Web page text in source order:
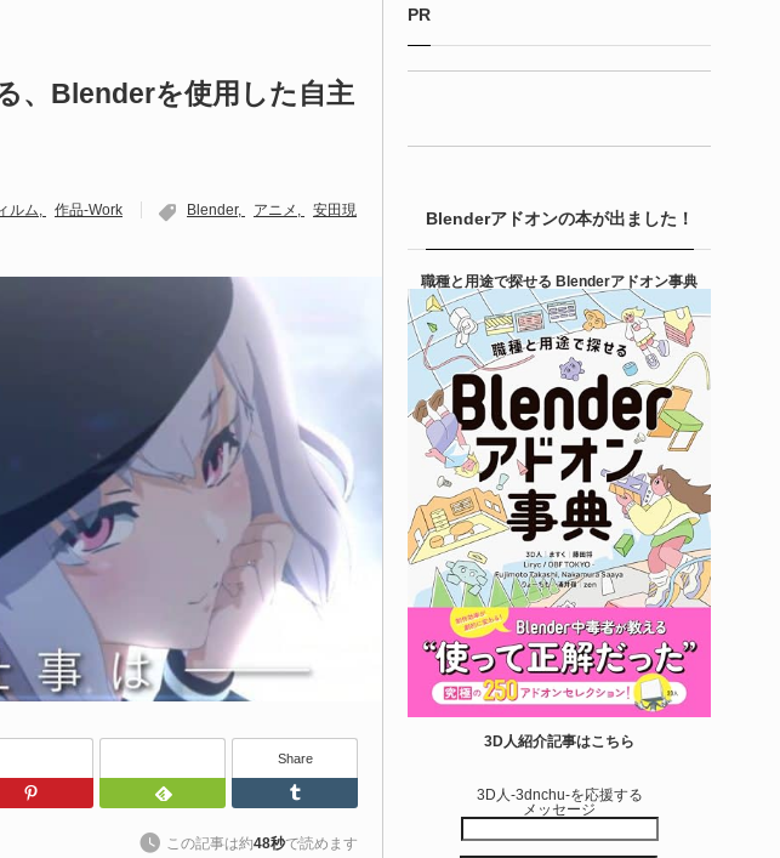
Material Parameter Manager | Unreal Engi...
2026-08-07
（@Tack2_3D）が展開する「Kachipochi（@kachipochi_tool）」
Parameter Manager」が公開されています。マテリアルやマテリ
Pipe It | 直感的にパイプ形状を構築出来るUnre
al Engine 5...
2026-08-05
Sentient Softwareによる、直感的にパイプ形状を構築出来る
Unreal Engine 5向けプラグイン「Pipe It」がFab上でリリースさ
れました！
続きを読む
Unreal Engine アセット
やエディタス...
2026-08-03
Unreal Directiveによる「Directive Utilities」はブループリントライ
、Blenderを使用した自主
ルム 作品-Work Blender アニメ
安田現
はてなブックマークPinterest Feedly
Share
この記事は約48秒で読めます
PR
Blenderアドオンの本が出ました！
職種と用途で探せる Blenderアドオン事典
3D人紹介記事はこちら
3D人-3dnchu-を応援する
メッセージ